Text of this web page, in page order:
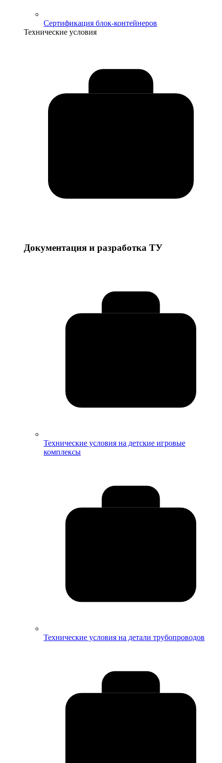
Сертификация блок-контейнеров
Технические условия
Документация и разработка ТУ
Технические условия на детские игровые
комплексы
Технические условия на детали трубопроводов